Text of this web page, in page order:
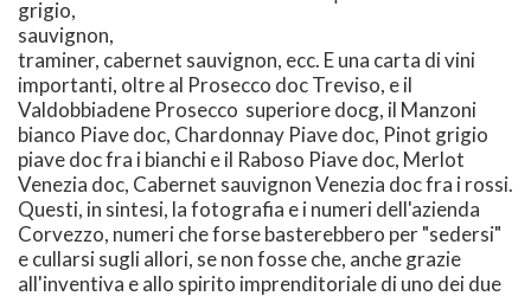
grigio,
sauvignon,
traminer, cabernet sauvignon, ecc. E una carta di vini
importanti, oltre al Prosecco doc Treviso, e il
Valdobbiadene Prosecco superiore docg, il Manzoni
bianco Piave doc, Chardonnay Piave doc, Pinot grigio
piave doc fra i bianchi e il Raboso Piave doc, Merlot
Venezia doc, Cabernet sauvignon Venezia doc fra i rossi.
Questi, in sintesi, la fotografia e i numeri dell'azienda
Corvezzo, numeri che forse basterebbero per "sedersi"
e cullarsi sugli allori, se non fosse che, anche grazie
all'inventiva e allo spirito imprenditoriale di uno dei due